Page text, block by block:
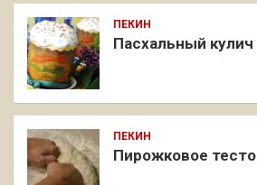
ПЕКИН
Пасхальный кулич
ПЕКИН
Пирожковое тесто